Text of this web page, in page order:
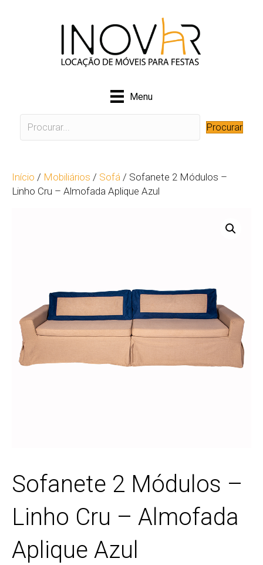
Menu
Procurar
Início / Mobiliários / Sofá / Sofanete 2 Módulos –
Linho Cru – Almofada Aplique Azul
Sofanete 2 Módulos –
Linho Cru – Almofada
Aplique Azul